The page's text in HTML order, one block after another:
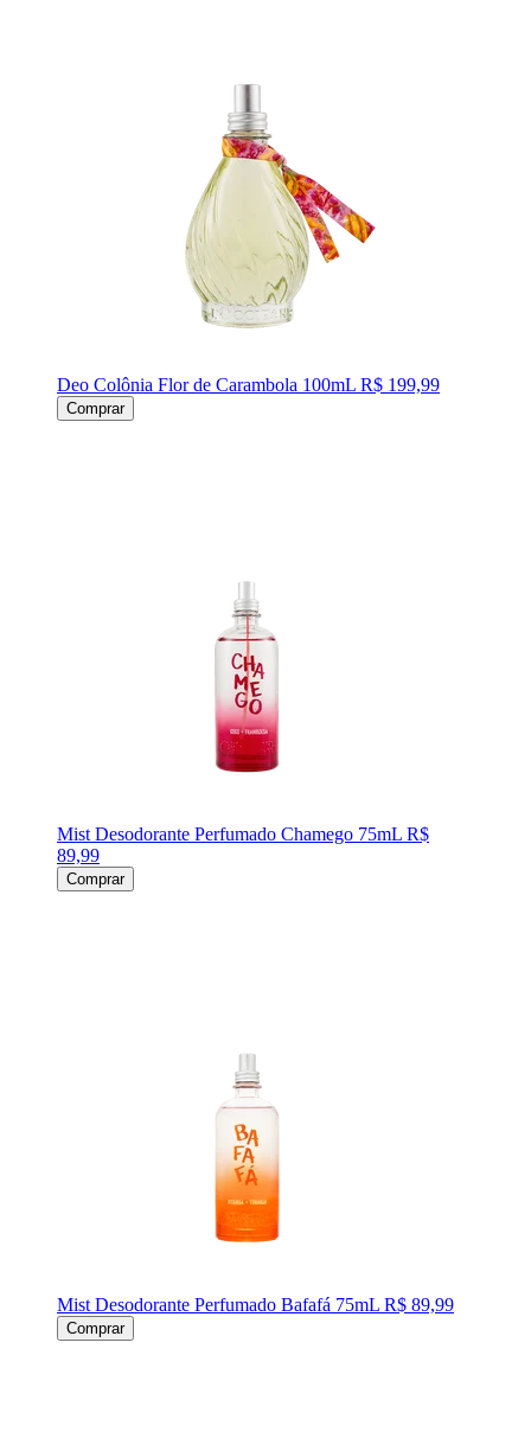
Deo Colônia Flor de Carambola 100mL R$ 199,99
Comprar
Mist Desodorante Perfumado Chamego 75mL R$
89,99
Comprar
Mist Desodorante Perfumado Bafafá 75mL R$ 89,99
Comprar